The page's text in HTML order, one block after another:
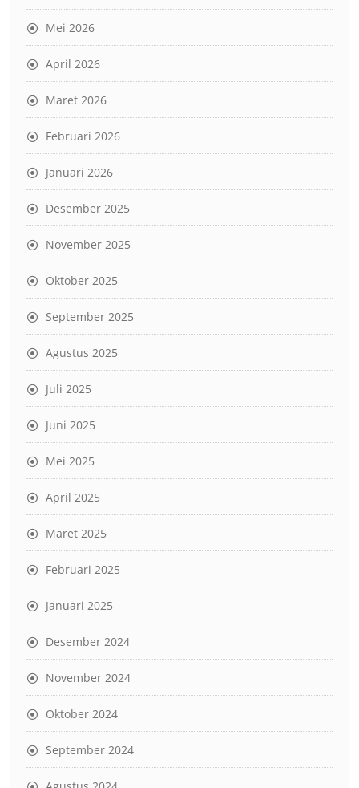
Mei 2026
April 2026
Maret 2026
Februari 2026
Januari 2026
Desember 2025
November 2025
Oktober 2025
September 2025
Agustus 2025
Juli 2025
Juni 2025
Mei 2025
April 2025
Maret 2025
Februari 2025
Januari 2025
Desember 2024
November 2024
Oktober 2024
September 2024